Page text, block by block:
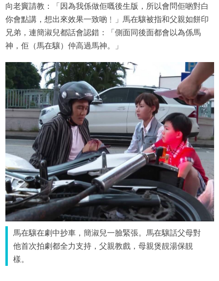
向老竇請教：「因為我係做佢嘅後生版，所以會問佢啲對白
你會點講，想出來效果一致啲﹗」馬在驤被指和父親如餅印
兄弟，連簡淑兒都話會認錯：「側面同後面都會以為係馬
神，佢（馬在驤）仲高過馬神。」
馬在驤在劇中抄車，簡淑兒一臉緊張。馬在驤話父母對
他首次拍劇都全力支持，父親教戲，母親煲靚湯保靚
樣。